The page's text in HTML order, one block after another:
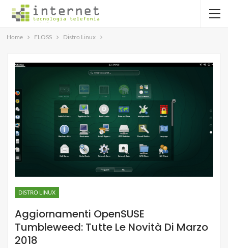
Home FLOSS Distro Linux
DISTRO LINUX
Aggiornamenti OpenSUSE
Tumbleweed: Tutte Le Novità Di Marzo
2018